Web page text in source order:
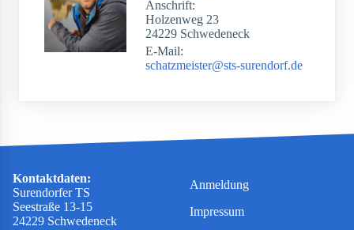
Anschrift:
Holzenweg 23
24229 Schwedeneck
E-Mail:
schatzmeister@sts-surendorf.de
Kontaktdaten:
Surendorfer TS
Seestraße 13-15
24229 Schwedeneck
Anmeldung
Impressum